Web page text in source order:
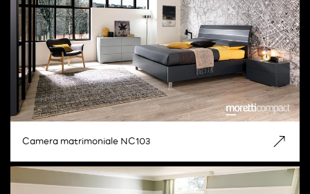
Camera matrimoniale NC103